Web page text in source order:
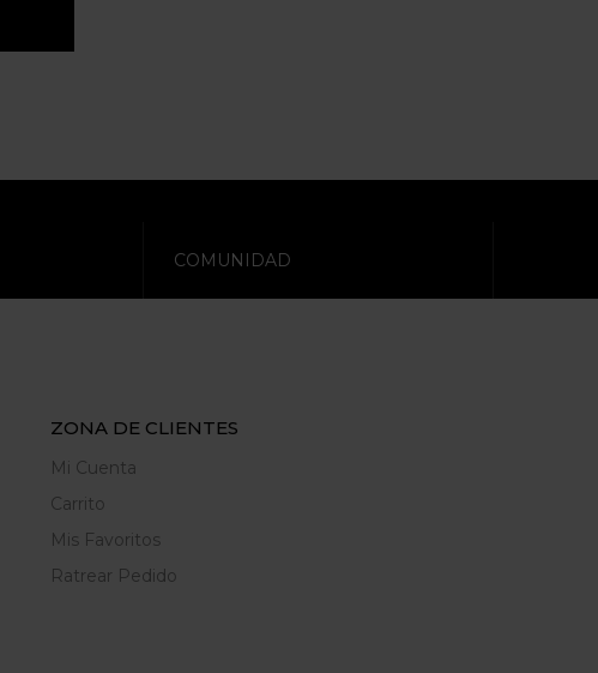
COMUNIDAD
ZONA DE CLIENTES
Mi Cuenta
Carrito
Mis Favoritos
Ratrear Pedido